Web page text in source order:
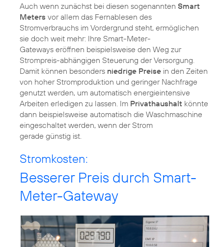
Auch wenn zunächst bei diesen sogenannten Smart
Meters vor allem das Fernablesen des
Stromverbrauchs im Vordergrund steht, ermöglichen
sie doch weit mehr: Ihre Smart-Meter-
Gateways eröffnen beispielsweise den Weg zur
Strompreis-abhängigen Steuerung der Versorgung.
Damit können besonders niedrige Preise in den Zeiten
von hoher Stromproduktion und geringer Nachfrage
genutzt werden, um automatisch energieintensive
Arbeiten erledigen zu lassen. Im Privathaushalt könnte
dann beispielsweise automatisch die Waschmaschine
eingeschaltet werden, wenn der Strom
gerade günstig ist.
Stromkosten:
Besserer Preis durch Smart-
Meter-Gateway